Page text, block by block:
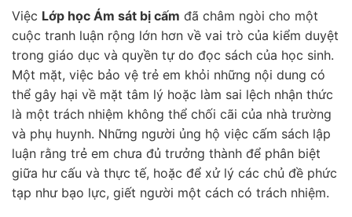
Việc Lớp học Ám sát bị cấm đã châm ngòi cho một
cuộc tranh luận rộng lớn hơn về vai trò của kiểm duyệt
trong giáo dục và quyền tự do đọc sách của học sinh.
Một mặt, việc bảo vệ trẻ em khỏi những nội dung có
thể gây hại về mặt tâm lý hoặc làm sai lệch nhận thức
là một trách nhiệm không thể chối cãi của nhà trường
và phụ huynh. Những người ủng hộ việc cấm sách lập
luận rằng trẻ em chưa đủ trưởng thành để phân biệt
giữa hư cấu và thực tế, hoặc để xử lý các chủ đề phức
tạp như bạo lực, giết người một cách có trách nhiệm.